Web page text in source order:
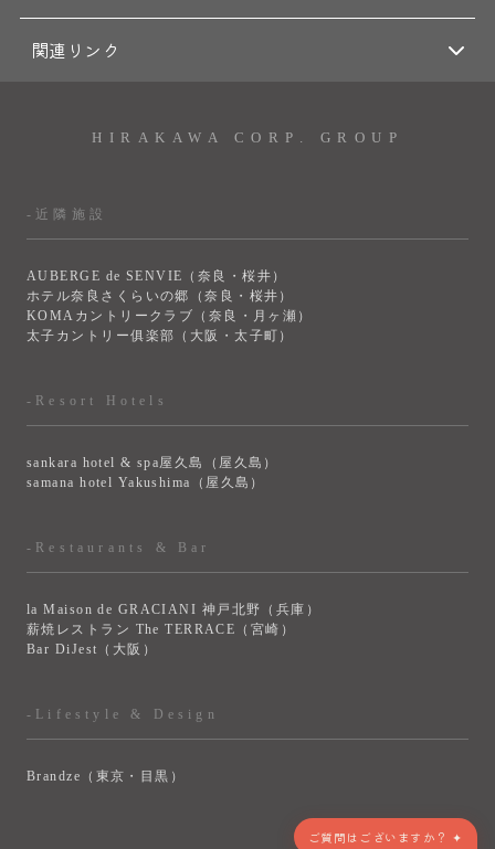
関連リンク
HIRAKAWA CORP. GROUP
-近隣施設
AUBERGE de SENVIE（奈良・桜井）
ホテル奈良さくらいの郷（奈良・桜井）
KOMAカントリークラブ（奈良・月ヶ瀬）
太子カントリー俱楽部（大阪・太子町）
-Resort Hotels
sankara hotel & spa屋久島（屋久島）
samana hotel Yakushima（屋久島）
-Restaurants & Bar
la Maison de GRACIANI 神戸北野（兵庫）
薪焼レストラン The TERRACE（宮崎）
Bar DiJest（大阪）
-Lifestyle & Design
Brandze（東京・目黒）
ご質問はございますか？ ✦